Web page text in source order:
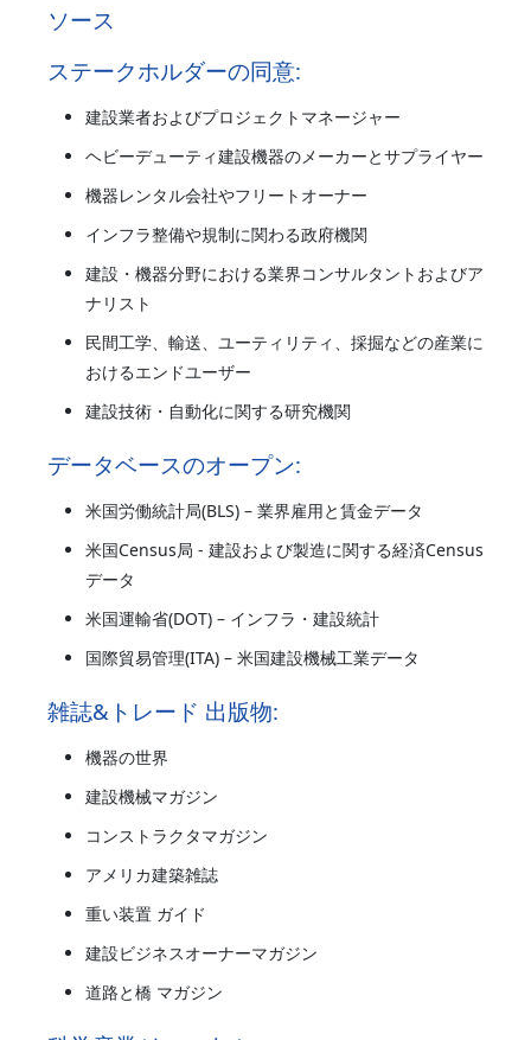
ソース
ステークホルダーの同意:
建設業者およびプロジェクトマネージャー
ヘビーデューティ建設機器のメーカーとサプライヤー
機器レンタル会社やフリートオーナー
インフラ整備や規制に関わる政府機関
建設・機器分野における業界コンサルタントおよびア
ナリスト
民間工学、輸送、ユーティリティ、採掘などの産業に
おけるエンドユーザー
建設技術・自動化に関する研究機関
データベースのオープン:
米国労働統計局(BLS) – 業界雇用と賃金データ
米国Census局 - 建設および製造に関する経済Census
データ
米国運輸省(DOT) – インフラ・建設統計
国際貿易管理(ITA) – 米国建設機械工業データ
雑誌&トレード 出版物:
機器の世界
建設機械マガジン
コンストラクタマガジン
アメリカ建築雑誌
重い装置 ガイド
建設ビジネスオーナーマガジン
道路と橋 マガジン